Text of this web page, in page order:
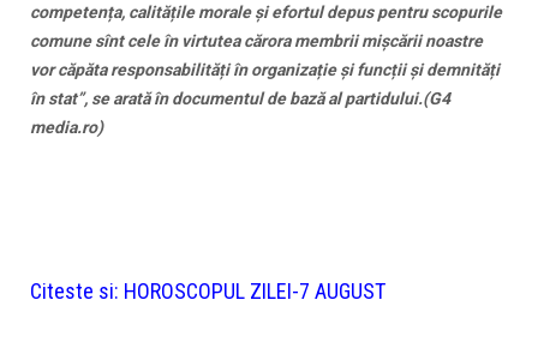
competența, calitățile morale și efortul depus pentru scopurile
comune sînt cele în virtutea cărora membrii mișcării noastre
vor căpăta responsabilități în organizație și funcții și demnități
în stat”, se arată în documentul de bază al partidului.(G4
media.ro)
Citeste si: HOROSCOPUL ZILEI-7 AUGUST